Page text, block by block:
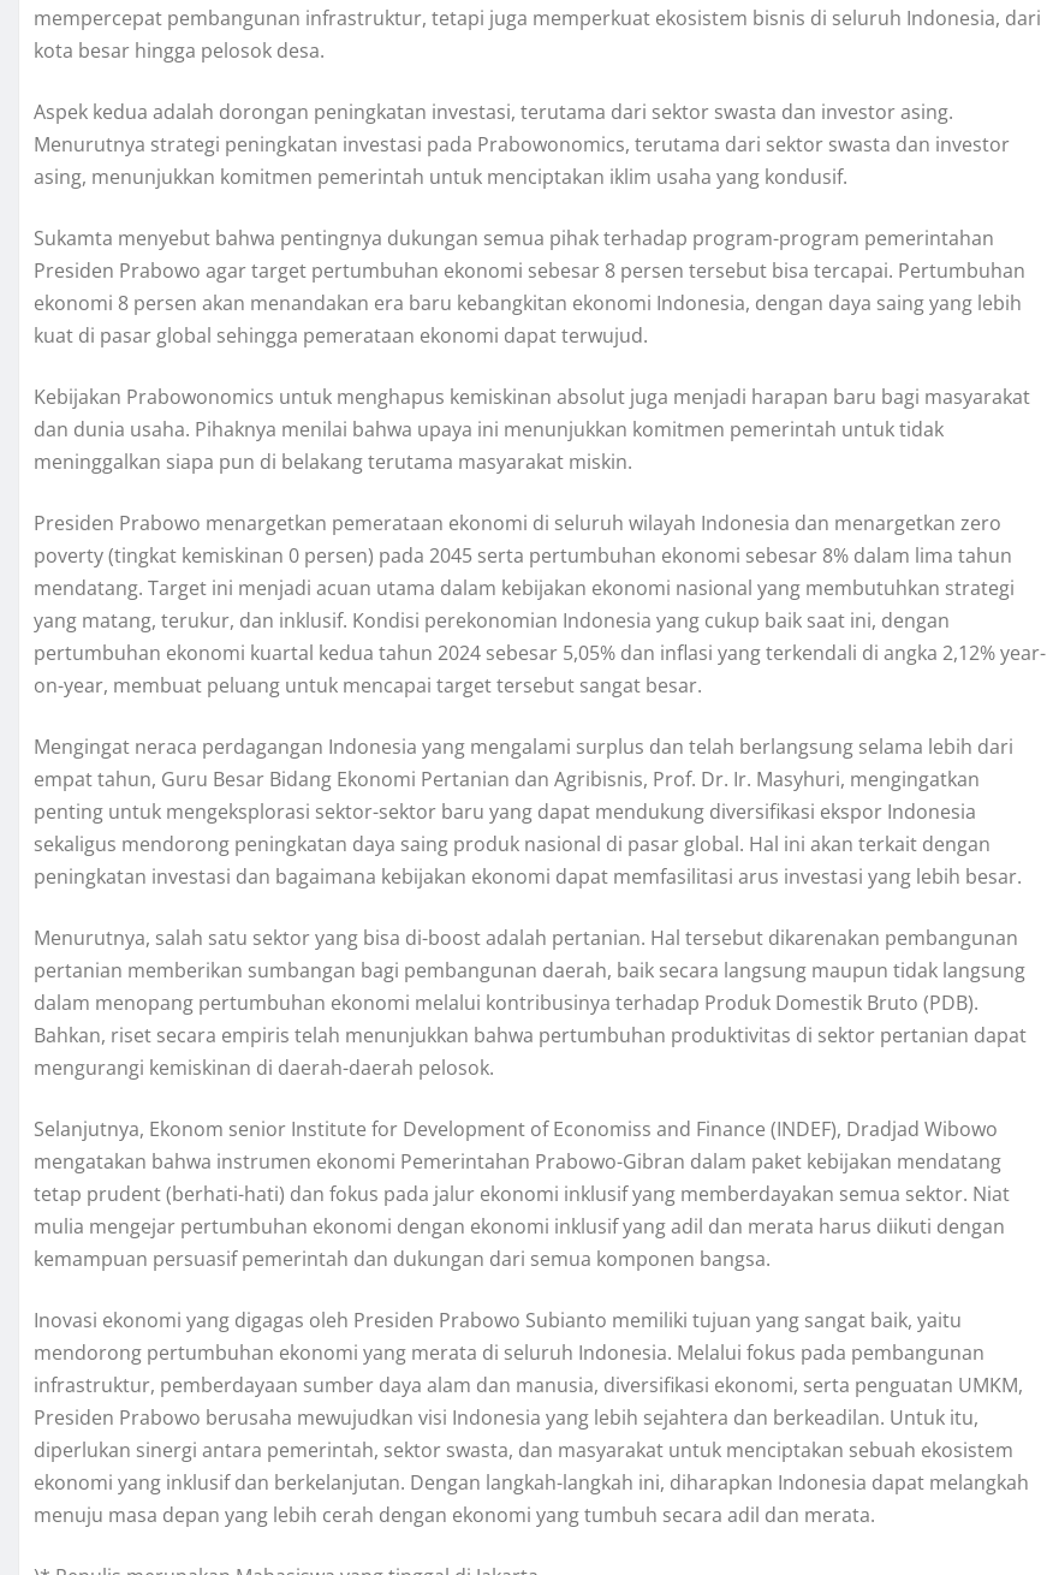
mempercepat pembangunan infrastruktur, tetapi juga memperkuat ekosistem bisnis di seluruh Indonesia, dari
kota besar hingga pelosok desa.
Aspek kedua adalah dorongan peningkatan investasi, terutama dari sektor swasta dan investor asing.
Menurutnya strategi peningkatan investasi pada Prabowonomics, terutama dari sektor swasta dan investor
asing, menunjukkan komitmen pemerintah untuk menciptakan iklim usaha yang kondusif.
Sukamta menyebut bahwa pentingnya dukungan semua pihak terhadap program-program pemerintahan
Presiden Prabowo agar target pertumbuhan ekonomi sebesar 8 persen tersebut bisa tercapai. Pertumbuhan
ekonomi 8 persen akan menandakan era baru kebangkitan ekonomi Indonesia, dengan daya saing yang lebih
kuat di pasar global sehingga pemerataan ekonomi dapat terwujud.
Kebijakan Prabowonomics untuk menghapus kemiskinan absolut juga menjadi harapan baru bagi masyarakat
dan dunia usaha. Pihaknya menilai bahwa upaya ini menunjukkan komitmen pemerintah untuk tidak
meninggalkan siapa pun di belakang terutama masyarakat miskin.
Presiden Prabowo menargetkan pemerataan ekonomi di seluruh wilayah Indonesia dan menargetkan zero
poverty (tingkat kemiskinan 0 persen) pada 2045 serta pertumbuhan ekonomi sebesar 8% dalam lima tahun
mendatang. Target ini menjadi acuan utama dalam kebijakan ekonomi nasional yang membutuhkan strategi
yang matang, terukur, dan inklusif. Kondisi perekonomian Indonesia yang cukup baik saat ini, dengan
pertumbuhan ekonomi kuartal kedua tahun 2024 sebesar 5,05% dan inflasi yang terkendali di angka 2,12% year-
on-year, membuat peluang untuk mencapai target tersebut sangat besar.
Mengingat neraca perdagangan Indonesia yang mengalami surplus dan telah berlangsung selama lebih dari
empat tahun, Guru Besar Bidang Ekonomi Pertanian dan Agribisnis, Prof. Dr. Ir. Masyhuri, mengingatkan
penting untuk mengeksplorasi sektor-sektor baru yang dapat mendukung diversifikasi ekspor Indonesia
sekaligus mendorong peningkatan daya saing produk nasional di pasar global. Hal ini akan terkait dengan
peningkatan investasi dan bagaimana kebijakan ekonomi dapat memfasilitasi arus investasi yang lebih besar.
Menurutnya, salah satu sektor yang bisa di-boost adalah pertanian. Hal tersebut dikarenakan pembangunan
pertanian memberikan sumbangan bagi pembangunan daerah, baik secara langsung maupun tidak langsung
dalam menopang pertumbuhan ekonomi melalui kontribusinya terhadap Produk Domestik Bruto (PDB).
Bahkan, riset secara empiris telah menunjukkan bahwa pertumbuhan produktivitas di sektor pertanian dapat
mengurangi kemiskinan di daerah-daerah pelosok.
Selanjutnya, Ekonom senior Institute for Development of Economiss and Finance (INDEF), Dradjad Wibowo
mengatakan bahwa instrumen ekonomi Pemerintahan Prabowo-Gibran dalam paket kebijakan mendatang
tetap prudent (berhati-hati) dan fokus pada jalur ekonomi inklusif yang memberdayakan semua sektor. Niat
mulia mengejar pertumbuhan ekonomi dengan ekonomi inklusif yang adil dan merata harus diikuti dengan
kemampuan persuasif pemerintah dan dukungan dari semua komponen bangsa.
Inovasi ekonomi yang digagas oleh Presiden Prabowo Subianto memiliki tujuan yang sangat baik, yaitu
mendorong pertumbuhan ekonomi yang merata di seluruh Indonesia. Melalui fokus pada pembangunan
infrastruktur, pemberdayaan sumber daya alam dan manusia, diversifikasi ekonomi, serta penguatan UMKM,
Presiden Prabowo berusaha mewujudkan visi Indonesia yang lebih sejahtera dan berkeadilan. Untuk itu,
diperlukan sinergi antara pemerintah, sektor swasta, dan masyarakat untuk menciptakan sebuah ekosistem
ekonomi yang inklusif dan berkelanjutan. Dengan langkah-langkah ini, diharapkan Indonesia dapat melangkah
menuju masa depan yang lebih cerah dengan ekonomi yang tumbuh secara adil dan merata.